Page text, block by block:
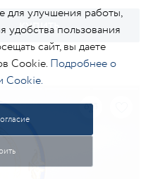
КУПИТЬ
улучшения работы,
пользования
сайт, вы даете
Cookie. Подробнее о
Cookie.